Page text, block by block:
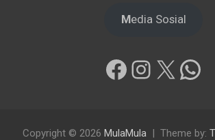
Media Sosial
Facebook
X
Copyright © 2026 MulaMula Theme by: